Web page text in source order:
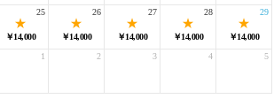
￥14,000
25
￥14,000
26
￥14,000
27
￥14,000
28
￥14,000
29
1 2 3 4 5